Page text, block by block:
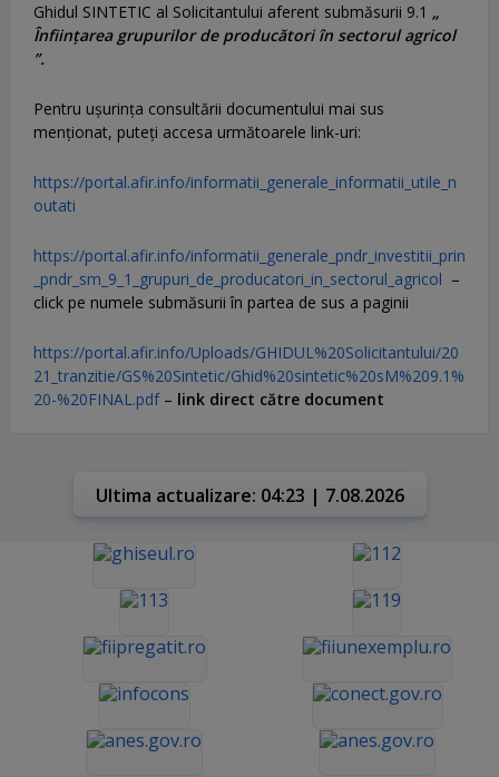
Ghidul SINTETIC al Solicitantului aferent submăsurii 9.1 „
Înființarea grupurilor de producători în sectorul agricol
”.
Pentru uşurinţa consultării documentului mai sus
menţionat, puteţi accesa următoarele link-uri:
https://portal.afir.info/informatii_generale_informatii_utile_n
outati
https://portal.afir.info/informatii_generale_pndr_investitii_prin
_pndr_sm_9_1_grupuri_de_producatori_in_sectorul_agricol –
click pe numele submăsurii în partea de sus a paginii
https://portal.afir.info/Uploads/GHIDUL%20Solicitantului/20
21_tranzitie/GS%20Sintetic/Ghid%20sintetic%20sM%209.1%
20-%20FINAL.pdf– link direct către document
Ultima actualizare: 04:23 | 7.08.2026